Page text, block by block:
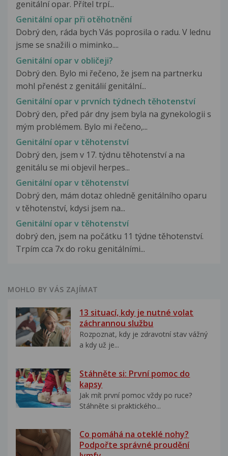
genitální opar. Přítel trpí...
Genitální opar při otěhotnění
Dobrý den, ráda bych Vás poprosila o radu. V lednu
jsme se snažili o miminko....
Genitální opar v obličeji?
Dobrý den. Bylo mi řečeno, že jsem na partnerku
mohl přenést z genitálií genitální...
Genitální opar v prvních týdnech těhotenství
Dobrý den, před pár dny jsem byla na gynekologii s
mým problémem. Bylo mi řečeno,...
Genitální opar v těhotenství
Dobrý den, jsem v 17. týdnu těhotenství a na
genitálu se mi objevil herpes...
Genitální opar v těhotenství
Dobrý den, mám dotaz ohledně genitálního oparu
v těhotenství, kdysi jsem na...
Genitální opar v těhotenství
dobrý den, jsem na počátku 11 týdne těhotenství.
Trpím cca 7x do roku genitálními...
MOHLO BY VÁS ZAJÍMAT
13 situací, kdy je nutné volat
záchrannou službu
Rozpoznat, kdy je zdravotní stav vážný
a kdy už je...
Stáhněte si: První pomoc do
kapsy
Jak mít první pomoc vždy po ruce?
Stáhněte si praktického...
Co pomáhá na oteklé nohy?
Podpořte správné proudění